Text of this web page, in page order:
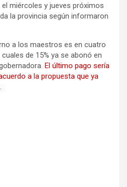
miércoles y jueves próximos
la provincia según informaron
a los maestros es en cuatro
de 15% ya se abonó en
El último pago sería
a la propuesta que ya